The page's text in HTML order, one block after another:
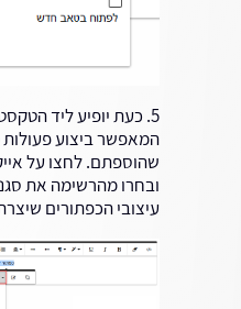
5. כעת יופיע ליד
המאפשר ביצוע
שהוספתם. לחצו על
ובחרו מהרשימה את
עיצובי הכפתורים